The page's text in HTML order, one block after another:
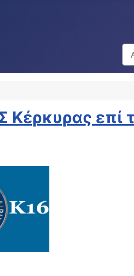
Κέρκυρας επί